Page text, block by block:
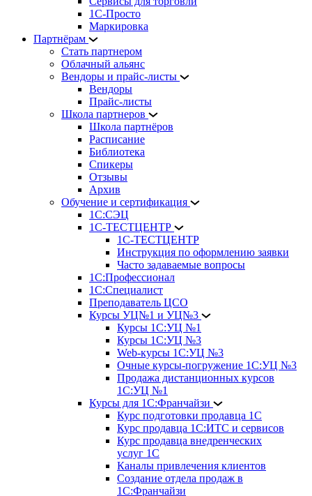
1С-Просто
Маркировка
Партнёрам
Стать партнером
Облачный альянс
Вендоры и прайс-листы
Вендоры
Прайс-листы
Школа партнеров
Школа партнёров
Расписание
Библиотека
Спикеры
Отзывы
Архив
Обучение и сертификация
1С:СЭЦ
1С-ТЕСТЦЕНТР
1С-ТЕСТЦЕНТР
Инструкция по оформлению заявки
Часто задаваемые вопросы
1С:Профессионал
1С:Специалист
Преподаватель ЦСО
Курсы УЦ№1 и УЦ№3
Курсы 1С:УЦ №1
Курсы 1С:УЦ №3
Web-курсы 1С:УЦ №3
Очные курсы-погружение 1С:УЦ №3
Продажа дистанционных курсов
1С:УЦ №1
Курсы для 1С:Франчайзи
Курс подготовки продавца 1С
Курс продавца 1С:ИТС и сервисов
Курс продавца внедренческих
услуг 1С
Каналы привлечения клиентов
Создание отдела продаж в
1С:Франчайзи